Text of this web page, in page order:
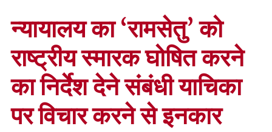
न्यायालय का ‘रामसेतु’ को
राष्ट्रीय स्मारक घोषित करने
का निर्देश देने संबंधी याचिका
पर विचार करने से इनकार